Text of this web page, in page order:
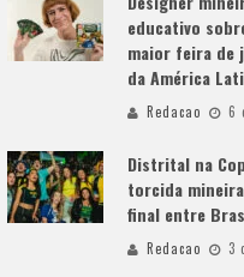
educativo
maior feira de
da América
Redacao 6
Distrital na
torcida
final entre
Redacao 3